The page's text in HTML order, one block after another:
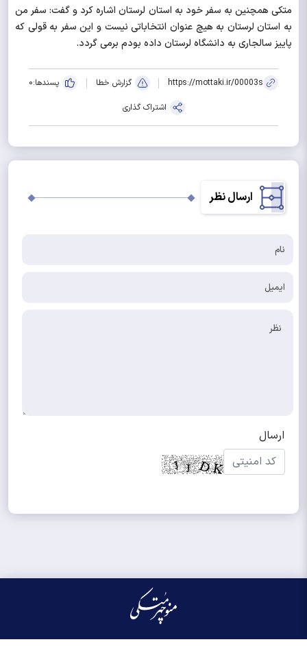
متکی همچنین به سفر خود به استان لرستان اشاره کرد و گفت: سفر من
به استان لرستان به هیچ عنوان انتخاباتی نیست و این سفر به قولی که
پاییز سالجاری به دانشگاه لرستان داده بودم برمی گردد.
https://mottaki.ir/00003s گزارش خطا پسندها:0
اشتراک گذاری
ارسال نظر